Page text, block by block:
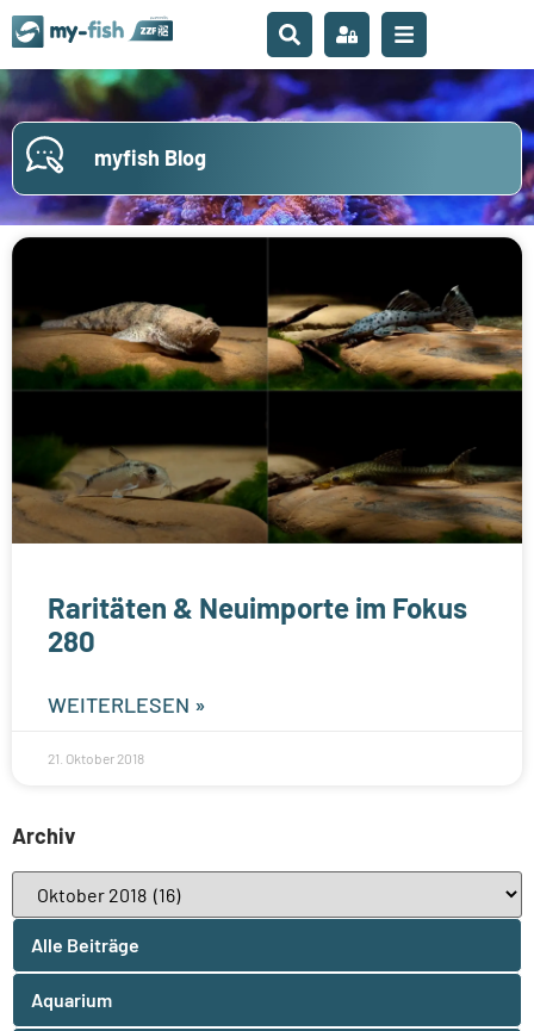
myfish Blog
Raritäten & Neuimporte im Fokus
280
WEITERLESEN »
21. Oktober 2018
Archiv
Alle Beiträge
Aquarium